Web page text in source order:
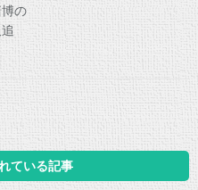
の
ている記事